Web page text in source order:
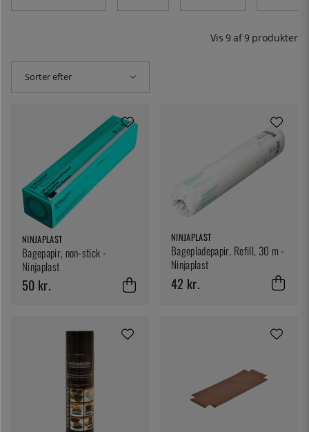
Vis 9af9 produkter
Sorter efter
NINJAPLAST
Bagepapir, non-stick -
Ninjaplast
50 kr.
NINJAPLAST
Bagepladepapir, Refill, 30 m -
Ninjaplast
42 kr.